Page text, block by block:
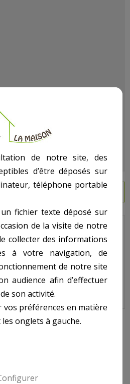
- N° 6 - Vis de paroi filetée inox
de notre site, des
d’être déposés sur
téléphone portable
fichier texte déposé sur
de la visite de notre
collecter des informations
à votre navigation, de
de notre site
audience afin d’effectuer
son activité.
préférences en matière
onglets à gauche.